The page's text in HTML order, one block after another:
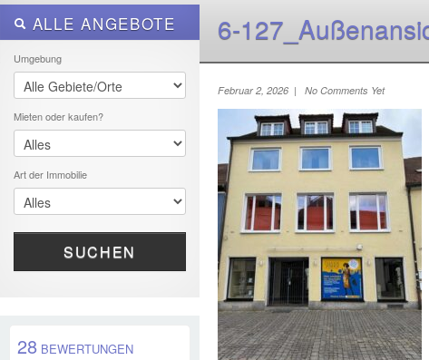
6-
ALLE ANGEBOTE
Umgebung
Mieten oder kaufen?
Art der Immobilie
SUCHEN
28BEWERTUNGEN
Februar 2, 2026 | No Comments Yet